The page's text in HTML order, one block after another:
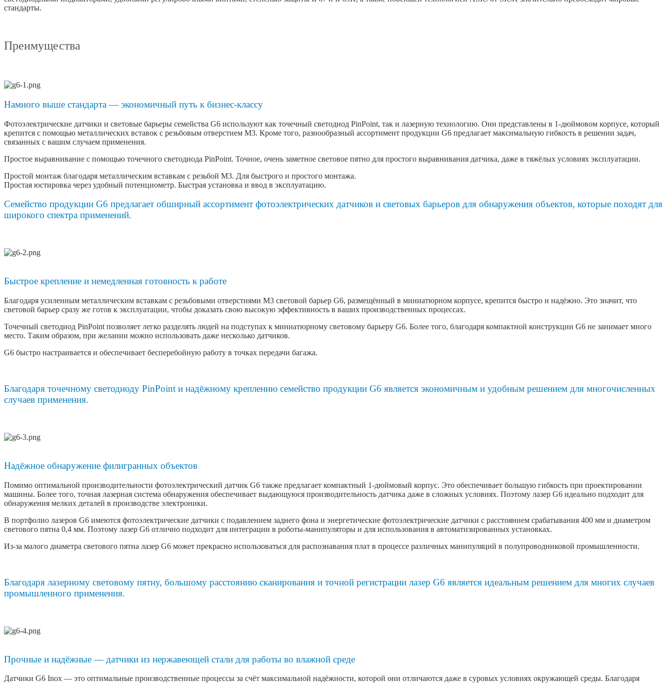
стандарты.
Преимущества
Намного выше стандарта — экономичный путь к бизнес-классу
Фотоэлектрические датчики и световые барьеры семейства G6 используют как точечный светодиод PinPoint, так и лазерную технологию. Они представлены в 1-дюймовом корпусе, который
крепится с помощью металлических вставок с резьбовым отверстием M3. Кроме того, разнообразный ассортимент продукции G6 предлагает максимальную гибкость в решении задач,
связанных с вашим случаем применения.
Простое выравнивание с помощью точечного светодиода PinPoint. Точное, очень заметное световое пятно для простого выравнивания датчика, даже в тяжёлых условиях эксплуатации.
Простой монтаж благодаря металлическим вставкам с резьбой M3. Для быстрого и простого монтажа.
Простая юстировка через удобный потенциометр. Быстрая установка и ввод в эксплуатацию.
Семейство продукции G6 предлагает обширный ассортимент фотоэлектрических датчиков и световых барьеров для обнаружения объектов, которые походят для
широкого спектра применений.
Быстрое крепление и немедленная готовность к работе
Благодаря усиленным металлическим вставкам с резьбовыми отверстиями M3 световой барьер G6, размещённый в миниатюрном корпусе, крепится быстро и надёжно. Это значит, что
световой барьер сразу же готов к эксплуатации, чтобы доказать свою высокую эффективность в ваших производственных процессах.
Точечный светодиод PinPoint позволяет легко разделять людей на подступах к миниатюрному световому барьеру G6. Более того, благодаря компактной конструкции G6 не занимает много
место. Таким образом, при желании можно использовать даже несколько датчиков.
G6 быстро настраивается и обеспечивает бесперебойную работу в точках передачи багажа.
Благодаря точечному светодиоду PinPoint и надёжному креплению семейство продукции G6 является экономичным и удобным решением для многочисленных
случаев применения.
Надёжное обнаружение филигранных объектов
Помимо оптимальной производительности фотоэлектрический датчик G6 также предлагает компактный 1-дюймовый корпус. Это обеспечивает большую гибкость при проектировании
машины. Более того, точная лазерная система обнаружения обеспечивает выдающуюся производительность датчика даже в сложных условиях. Поэтому лазер G6 идеально подходит для
обнаружения мелких деталей в производстве электроники.
В портфолио лазеров G6 имеются фотоэлектрические датчики с подавлением заднего фона и энергетические фотоэлектрические датчики с расстоянием срабатывания 400 мм и диаметром
светового пятна 0,4 мм. Поэтому лазер G6 отлично подходит для интеграции в роботы-манипуляторы и для использования в автоматизированных установках.
Из-за малого диаметра светового пятна лазер G6 может прекрасно использоваться для распознавания плат в процессе различных манипуляций в полупроводниковой промышленности.
Благодаря лазерному световому пятну, большому расстоянию сканирования и точной регистрации лазер G6 является идеальным решением для многих случаев
промышленного применения.
Прочные и надёжные — датчики из нержавеющей стали для работы во влажной среде
Датчики G6 Inox — это оптимальные производственные процессы за счёт максимальной надёжности, которой они отличаются даже в суровых условиях окружающей среды. Благодаря